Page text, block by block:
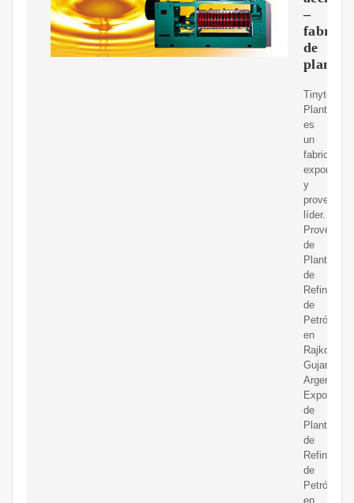
–
de
plantas
Tinytech
Plants
es
un
fabricante,
exportador
y
proveedor
líder.
Proveedor
de
Planta
de
Refinería
de
Petróleo
en
Rajkot
Gujarat
Argentina,
Exportador
de
Planta
de
Refinería
de
Petróleo
en